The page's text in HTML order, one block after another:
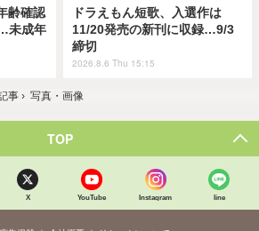
齢確認
未成年
ドラえもん短歌、入選作は
11/20発売の新刊に収録…9/3
締切
2026.8.6 Thu 15:15
事 › 写真・画像
TOP
X YouTube Instagram line